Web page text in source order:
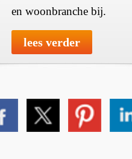
en woonbranche bij.
lees verder